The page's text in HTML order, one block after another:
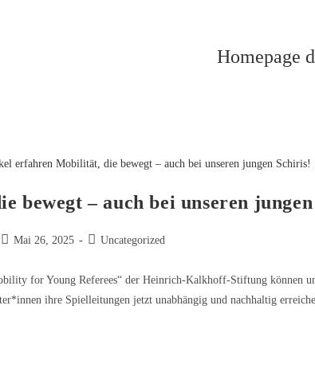
Homepage
bewegt – auch bei unseren jungen
Mai 26, 2025 Uncategorized
for Young Referees“ der Heinrich-Kalkhoff-Stiftung können
ihre Spielleitungen jetzt unabhängig und nachhaltig